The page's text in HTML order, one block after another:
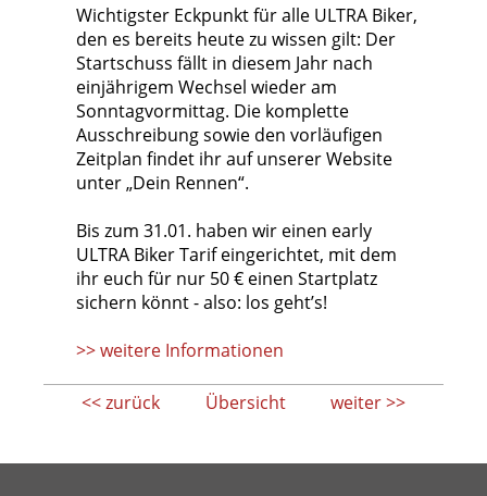
Wichtigster Eckpunkt für alle ULTRA Biker,
den es bereits heute zu wissen gilt: Der
Startschuss fällt in diesem Jahr nach
einjährigem Wechsel wieder am
Sonntagvormittag. Die komplette
Ausschreibung sowie den vorläufigen
Zeitplan findet ihr auf unserer Website
unter „Dein Rennen“.
Bis zum 31.01. haben wir einen early
ULTRA Biker Tarif eingerichtet, mit dem
ihr euch für nur 50 € einen Startplatz
sichern könnt - also: los geht’s!
>> weitere Informationen
<< zurück weiter >>
Übersicht